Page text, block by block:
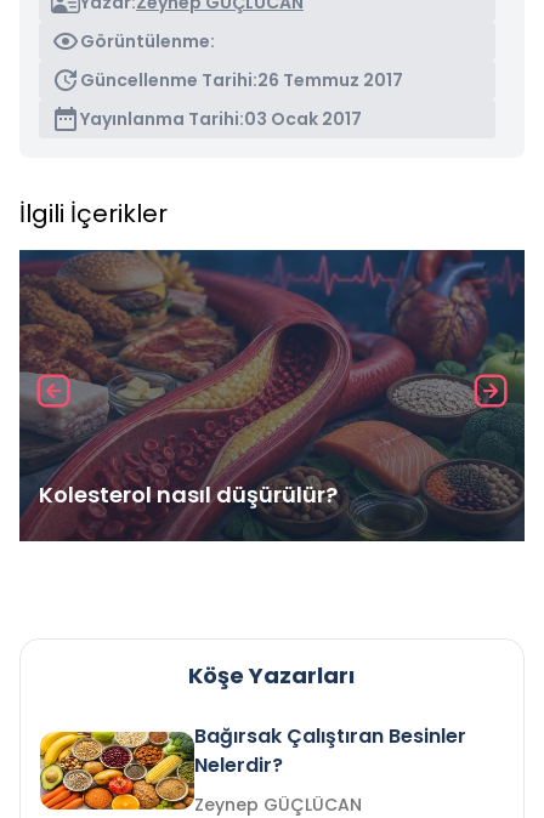
Görüntülenme:
Güncellenme Tarihi:26 Temmuz 2017
Yayınlanma Tarihi:03 Ocak 2017
İlgili İçerikler
Kolesterol nasıl düşürülür?
Köşe Yazarları
Bağırsak Çalıştıran Besinler
Nelerdir?
Zeynep GÜÇLÜCAN